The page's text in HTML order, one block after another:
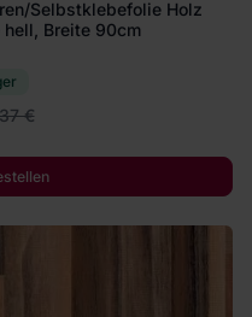
Selbstklebefolie Holz
hell, Breite 90cm
€